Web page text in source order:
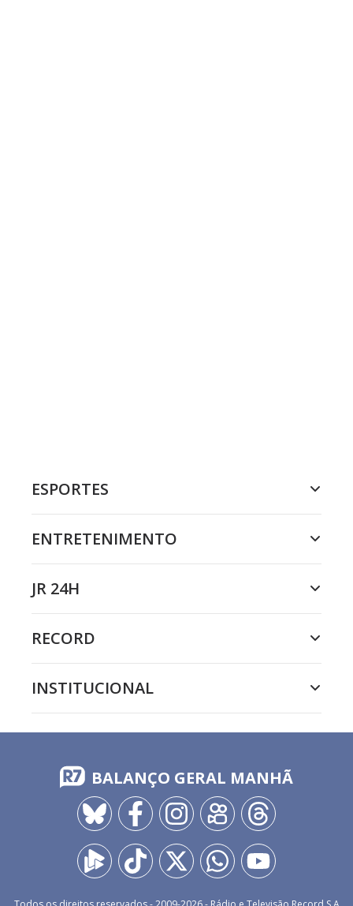
ESPORTES
ENTRETENIMENTO
JR 24H
RECORD
INSTITUCIONAL
BALANÇO GERAL MANHÃ